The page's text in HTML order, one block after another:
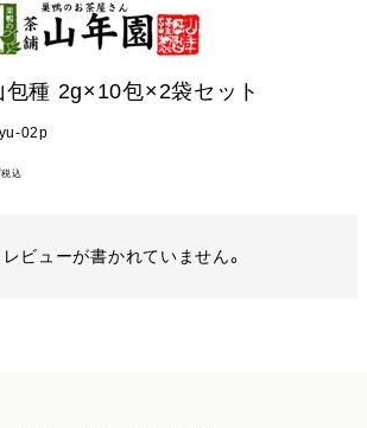
種 2g×10包×2袋セット
02p
税込
レビューが書かれていません。